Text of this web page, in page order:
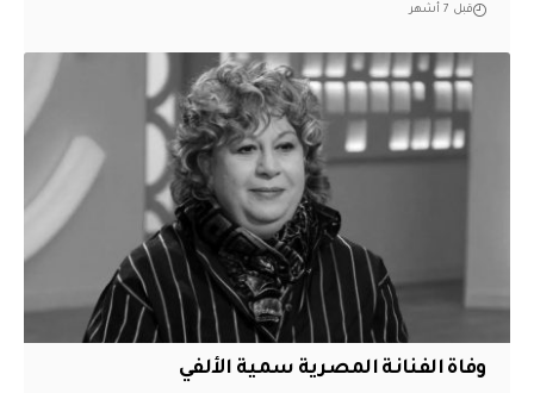
قبل 7 أشهر
وفاة الفنانة المصرية سمية الألفي